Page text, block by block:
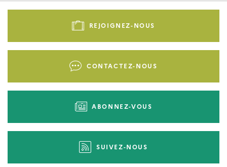
Pied
-
REJOIGNEZ-NOUS
CONTACTEZ-NOUS
ABONNEZ-VOUS
SUIVEZ-NOUS